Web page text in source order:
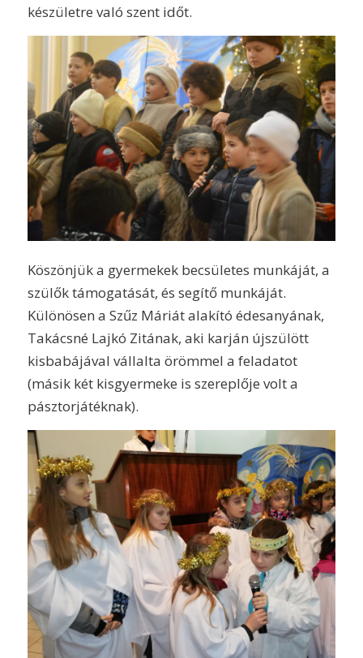
készületre való szent időt.
Köszönjük a gyermekek becsületes munkáját, a
szülők támogatását, és segítő munkáját.
Különösen a Szűz Máriát alakító édesanyának,
Takácsné Lajkó Zitának, aki karján újszülött
kisbabájával vállalta örömmel a feladatot
(másik két kisgyermeke is szereplője volt a
pásztorjátéknak).